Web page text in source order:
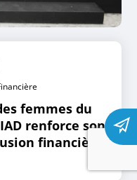
femmes du
renforce son
financière